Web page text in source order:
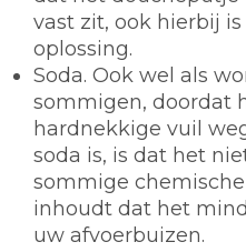
vast zit, ook hierbij
oplossing.
Soda. Ook wel als
sommigen, doordat
hardnekkige vuil
soda is, is dat het
sommige
inhoudt dat het
uw afvoerbuizen.